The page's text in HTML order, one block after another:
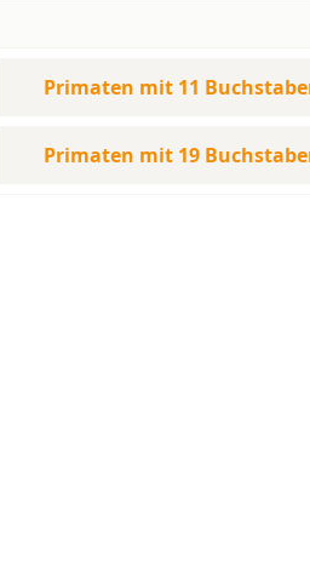
Primaten mit 11
Primaten mit 19